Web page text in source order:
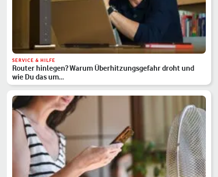
SERVICE & HILFE
Router hinlegen? Warum Überhitzungsgefahr droht und
wie Du das um…